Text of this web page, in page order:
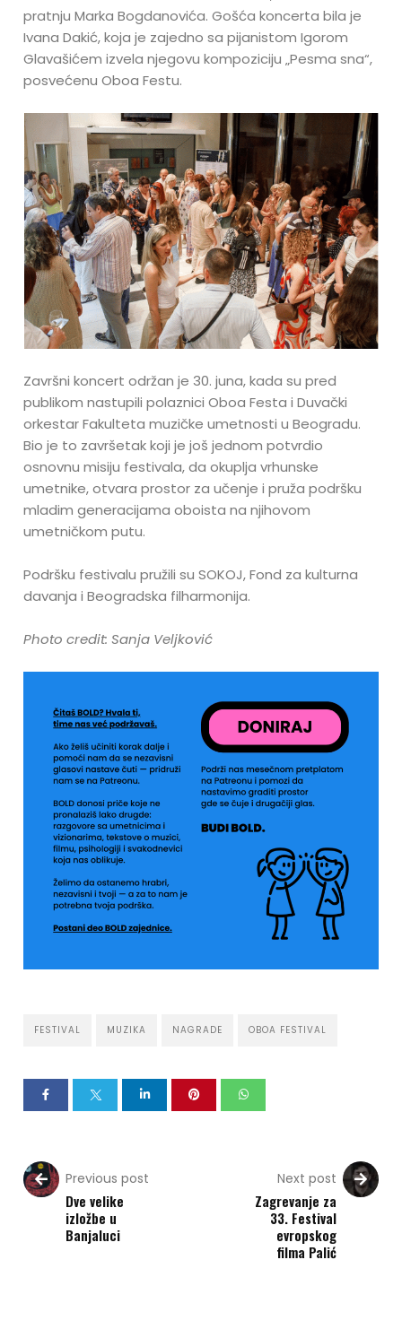
pratnju Marka Bogdanovića. Gošća koncerta bila je
Ivana Dakić, koja je zajedno sa pijanistom Igorom
Glavašićem izvela njegovu kompoziciju „Pesma sna“,
posvećenu Oboa Festu.
Završni koncert održan je 30. juna, kada su pred
publikom nastupili polaznici Oboa Festa i Duvački
orkestar Fakulteta muzičke umetnosti u Beogradu.
Bio je to završetak koji je još jednom potvrdio
osnovnu misiju festivala, da okuplja vrhunske
umetnike, otvara prostor za učenje i pruža podršku
mladim generacijama oboista na njihovom
umetničkom putu.
Podršku festivalu pružili su SOKOJ, Fond za kulturna
davanja i Beogradska filharmonija.
Photo credit: Sanja Veljković
FESTIVAL MUZIKA NAGRADE OBOA FESTIVAL
Previous post
Dve velike
izložbe u
Banjaluci
Next post
Zagrevanje za
33. Festival
evropskog
filma Palić